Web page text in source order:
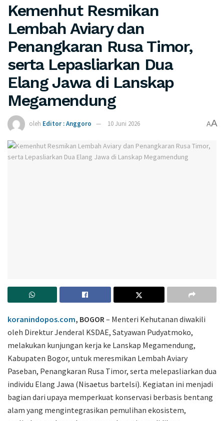
Kemenhut Resmikan
Lembah Aviary dan
Penangkaran Rusa Timor,
serta Lepasliarkan Dua
Elang Jawa di Lanskap
Megamendung
oleh Editor : Anggoro 10 Juni 2026 AA
koranindopos.com, BOGOR– Menteri Kehutanan diwakili
oleh Direktur Jenderal KSDAE, Satyawan Pudyatmoko,
melakukan kunjungan kerja ke Lanskap Megamendung,
Kabupaten Bogor, untuk meresmikan Lembah Aviary
Paseban, Penangkaran Rusa Timor, serta melepasliarkan dua
individu Elang Jawa (Nisaetus bartelsi). Kegiatan ini menjadi
bagian dari upaya memperkuat konservasi berbasis bentang
alam yang mengintegrasikan pemulihan ekosistem,